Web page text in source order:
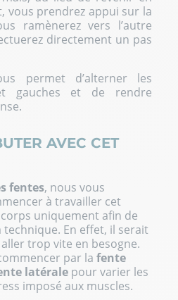
vous prendrez appui sur la
ramènerez vers l’autre
directement un pas
permet d’alterner les
gauches et de rendre
AVEC CET
fentes, nous vous
à travailler cet
uniquement afin de
En effet, il serait
trop vite en besogne.
par lafente
latérale pour varier les
imposé aux muscles.